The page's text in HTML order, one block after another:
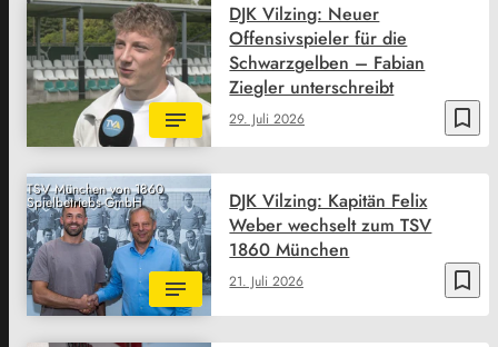
bookmark_border
29. Juli 2026
DJK Vilzing: Neuer
Offensivspieler für die
Schwarzgelben – Fabian
Ziegler unterschreibt
TSV München von 1860
Spielbetriebs-GmbH
bookmark_border
21. Juli 2026
DJK Vilzing: Kapitän Felix
Weber wechselt zum TSV
1860 München